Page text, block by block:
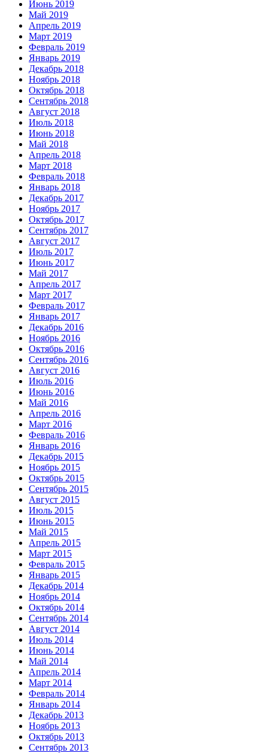
Июнь 2019
Май 2019
Апрель 2019
Март 2019
Февраль 2019
Январь 2019
Декабрь 2018
Ноябрь 2018
Октябрь 2018
Сентябрь 2018
Август 2018
Июль 2018
Июнь 2018
Май 2018
Апрель 2018
Март 2018
Февраль 2018
Январь 2018
Декабрь 2017
Ноябрь 2017
Октябрь 2017
Сентябрь 2017
Август 2017
Июль 2017
Июнь 2017
Май 2017
Апрель 2017
Март 2017
Февраль 2017
Январь 2017
Декабрь 2016
Ноябрь 2016
Октябрь 2016
Сентябрь 2016
Август 2016
Июль 2016
Июнь 2016
Май 2016
Апрель 2016
Март 2016
Февраль 2016
Январь 2016
Декабрь 2015
Ноябрь 2015
Октябрь 2015
Сентябрь 2015
Август 2015
Июль 2015
Июнь 2015
Май 2015
Апрель 2015
Март 2015
Февраль 2015
Январь 2015
Декабрь 2014
Ноябрь 2014
Октябрь 2014
Сентябрь 2014
Август 2014
Июль 2014
Июнь 2014
Май 2014
Апрель 2014
Март 2014
Февраль 2014
Январь 2014
Декабрь 2013
Ноябрь 2013
Октябрь 2013
Сентябрь 2013